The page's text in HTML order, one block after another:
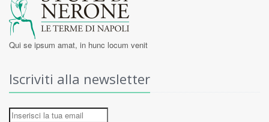
Qui se ipsum amat, in hunc locum venit
Iscriviti alla newsletter